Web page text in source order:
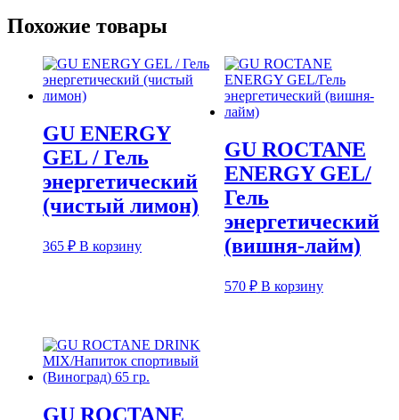
Похожие товары
GU ENERGY
GEL / Гель
энергетический
(чистый лимон)
365 ₽ В корзину
GU ROCTANE
ENERGY GEL/
Гель
энергетический
(вишня-лайм)
570 ₽ В корзину
GU ROCTANE